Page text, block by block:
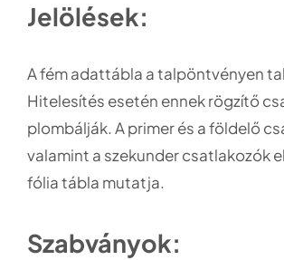
Jelölések:
A fém adattábla a talpöntvényen
Hitelesítés esetén ennek rögzítő
plombálják. A primer és a földelő
valamint a szekunder csatlakozók
fólia tábla mutatja.
Szabványok: